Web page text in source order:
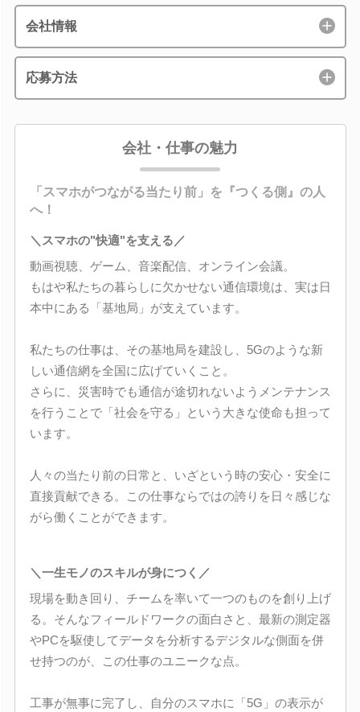
会社情報
応募方法
会社・仕事の魅力
「スマホがつながる当たり前」を『つくる側』の人
へ！
＼スマホの"快適"を支える／
動画視聴、ゲーム、音楽配信、オンライン会議。
もはや私たちの暮らしに欠かせない通信環境は、実は日
本中にある「基地局」が支えています。
私たちの仕事は、その基地局を建設し、5Gのような新
しい通信網を全国に広げていくこと。
さらに、災害時でも通信が途切れないようメンテナンス
を行うことで「社会を守る」という大きな使命も担って
います。
人々の当たり前の日常と、いざという時の安心・安全に
直接貢献できる。この仕事ならではの誇りを日々感じな
がら働くことができます。
＼一生モノのスキルが身につく／
現場を動き回り、チームを率いて一つのものを創り上げ
る。そんなフィールドワークの面白さと、最新の測定器
やPCを駆使してデータを分析するデジタルな側面を併
せ持つのが、この仕事のユニークな点。
工事が無事に完了し、自分のスマホに「5G」の表示が